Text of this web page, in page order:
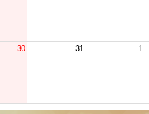
30 31 1